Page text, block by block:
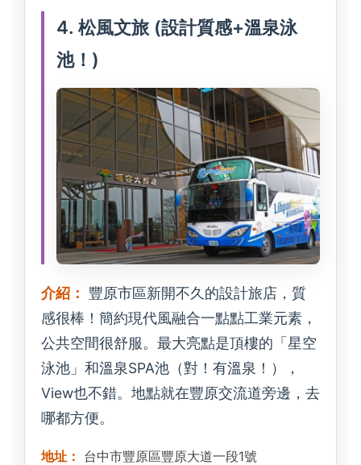
4. 松風文旅 (設計質感+溫泉泳
池！)
介紹：
豐原市區新開不久的設計旅店，質
感很棒！簡約現代風融合一點點工業元素，
公共空間很舒服。最大亮點是頂樓的「星空
泳池」和溫泉SPA池（對！有溫泉！），
View也不錯。地點就在豐原交流道旁邊，去
哪都方便。
地址： 台中市豐原區豐原大道一段1號